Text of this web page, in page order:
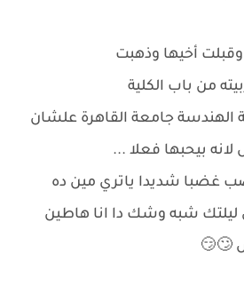
أخيها وذهبت
من باب الكلية
الهندسة جامعة القاهرة علشان
بيحبها فعلا ...
غضبا شديدا ياتري مين ده
ليلتك شبه وشك دا انا هاطين
🙄😏